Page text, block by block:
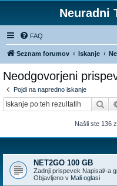
Neuradni
FAQ
Seznam forumov Iskanje
Neodgovorjeni
Pojdi na napredno iskanje
Našli ste 136
NET2GO 100 GB
Zadnji prispevek Napisal/-a
Objavljeno v Mali oglasi